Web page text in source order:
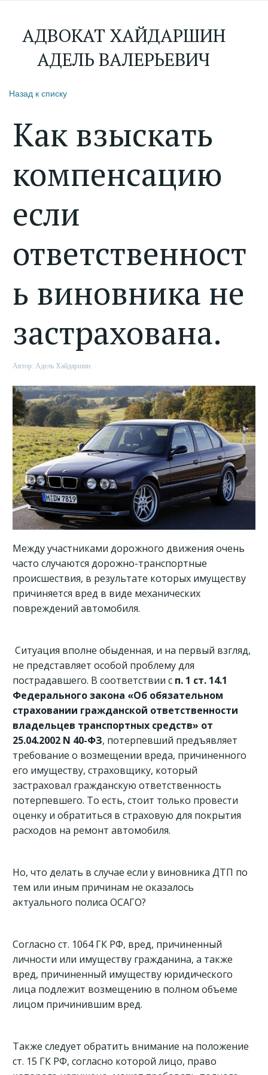
АДВОКАТ ХАЙДАРШИН
АДЕЛЬ ВАЛЕРЬЕВИЧ
Назад к списку
Как взыскать
компенсацию
если
ответственност
ь виновника не
застрахована.
Автор: Адель Хайдаршин
Между участниками дорожного движения очень
часто случаются дорожно-транспортные
происшествия, в результате которых имуществу
причиняется вред в виде механических
повреждений автомобиля.
Ситуация вполне обыденная, и на первый взгляд,
не представляет особой проблему для
пострадавшего. В соответствии с п. 1 ст. 14.1
Федерального закона «Об обязательном
страховании гражданской ответственности
владельцев транспортных средств» от
25.04.2002 N 40-ФЗ, потерпевший предъявляет
требование о возмещении вреда, причиненного
его имуществу, страховщику, который
застраховал гражданскую ответственность
потерпевшего. То есть, стоит только провести
оценку и обратиться в страховую для покрытия
расходов на ремонт автомобиля.
Но, что делать в случае если у виновника ДТП по
тем или иным причинам не оказалось
актуального полиса ОСАГО?
Согласно ст. 1064 ГК РФ, вред, причиненный
личности или имуществу гражданина, а также
вред, причиненный имуществу юридического
лица подлежит возмещению в полном объеме
лицом причинившим вред.
Также следует обратить внимание на положение
ст. 15 ГК РФ, согласно которой лицо, право